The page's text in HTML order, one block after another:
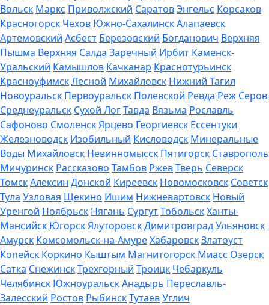
Вольск Маркс Приволжский СаратовЭнгельс Корсаков
Красногорск Чехов Южно-СахалинскАлапаевск
Артемовский Асбест Березовский Богданович Верхняя
Пышма Верхняя Салда Заречный Ирбит Каменск-
Уральский Камышлов Качканар Краснотурьинск
КрасноуфимскЛесной Михайловск Нижний Тагил
Новоуральск Первоуральск Полевской Ревда Реж Серов
Среднеуральск Сухой ЛогТавда Вязьма Рославль
Сафоново СмоленскЯрцево Георгиевск Ессентуки
Железноводск Изобильный Кисловодск Минеральные
Воды Михайловск Невинномысск Пятигорск Ставрополь
Мичуринск Рассказово Тамбов РжевТверь Северск
ТомскАлексин Донской Киреевск Новомосковск Советск
Тула Узловая Щекино Ишим Нижневартовск Новый
Уренгой Ноябрьск Нягань СургутТобольскХанты-
Мансийск ЮгорскЯлуторовскДимитровградУльяновск
Амурск Комсомольск-на-АмуреХабаровскЗлатоуст
Копейск Коркино Кыштым Магнитогорск Миасс Озерск
Сатка СнежинскТрехгорный Троицк Чебаркуль
Челябинск ЮжноуральскАнадырь Переславль-
Залесский Ростов РыбинскТутаевУглич